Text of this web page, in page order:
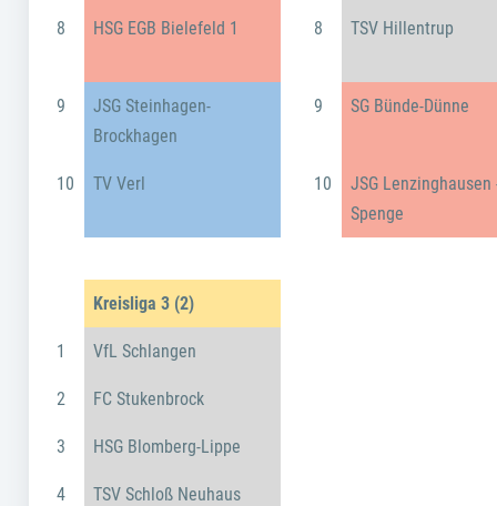
8 HSG EGB Bielefeld 1 8 TSV Hillentrup
9
JSG Steinhagen-
Brockhagen
9 SG Bünde-Dünne
10 TV Verl 10
JSG Lenzinghausen
Spenge
Kreisliga 3 (2)
1 VfL Schlangen
2 FC Stukenbrock
3 HSG Blomberg-Lippe
4 TSV Schloß Neuhaus